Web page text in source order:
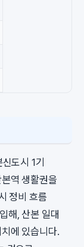
도시 1기
역 생활권을
정비 흐름
해, 산본 일대
에 있습니다.